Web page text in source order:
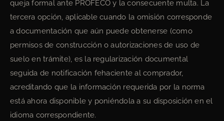
queja formal ante PROFECO y la consecuente multa. La
tercera opción, aplicable cuando la omisión corresponde
a documentación que aún puede obtenerse (como
permisos de construcción o autorizaciones de uso de
suelo en trámite), es la regularización documental
seguida de notificación fehaciente al comprador,
acreditando que la información requerida por la norma
está ahora disponible y poniéndola a su disposición en el
idioma correspondiente.